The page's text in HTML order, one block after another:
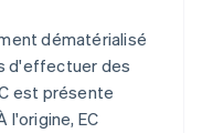
dématérialisé
d'effectuer des
est présente
l'origine, EC